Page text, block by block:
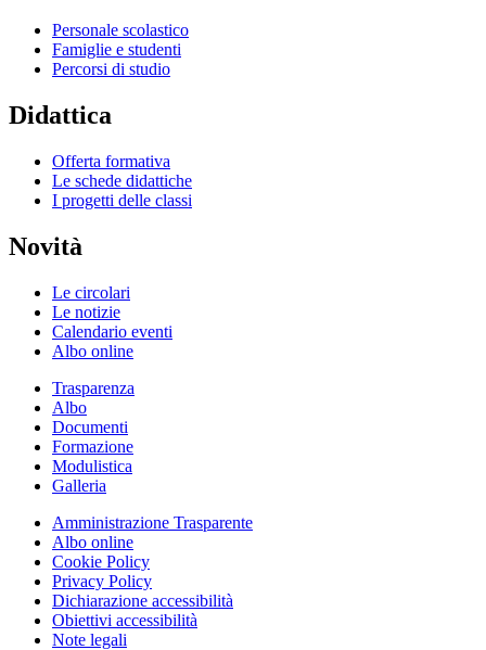
Personale scolastico
Famiglie e studenti
Percorsi di studio
Didattica
Offerta formativa
Le schede didattiche
I progetti delle classi
Novità
Le circolari
Le notizie
Calendario eventi
Albo online
Trasparenza
Albo
Documenti
Formazione
Modulistica
Galleria
Amministrazione Trasparente
Albo online
Cookie Policy
Privacy Policy
Dichiarazione accessibilità
Obiettivi accessibilità
Note legali